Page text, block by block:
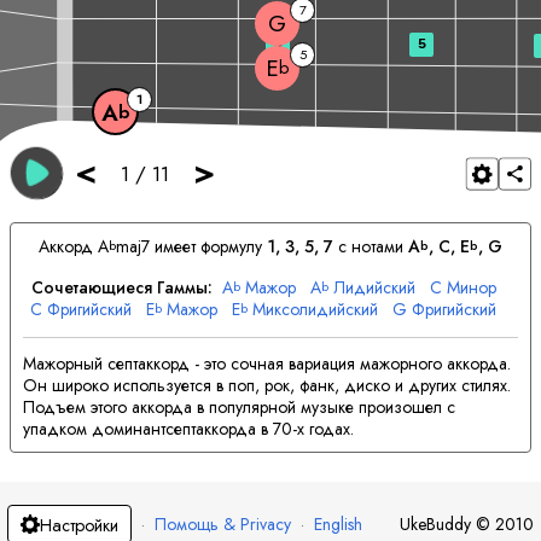
< 1 / 11 >
Ab 1
Eb 5
G 7
3 5
Аккорд Abmaj7 имеет формулу 1, 3, 5, 7 с нотамиAb, C, Eb, G
Сочетающиеся Гаммы: Ab Мажор Ab Лидийский C Минор
C Фригийский Eb Мажор Eb Миксолидийский G Фригийский
G Локрийский
Мажорный септаккорд - это сочная вариация мажорного аккорда.
Он широко используется в поп, рок, фанк, диско и других стилях.
Подъем этого аккорда в популярной музыке произошел с
упадком доминантсептаккорда в 70-х годах.
Настройки · Помощь & Privacy · English UkeBuddy © 2010